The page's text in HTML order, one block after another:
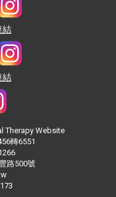
結
結
Therapy Website
轉6551
路500號